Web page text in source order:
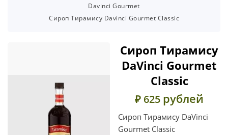
Davinci Gourmet
Сироп Тирамису Davinci Gourmet Classic
Сироп Тирамису
DaVinci Gourmet
Classic
₽ 625 рублей
Сироп Тирамису DaVinci
Gourmet Classic